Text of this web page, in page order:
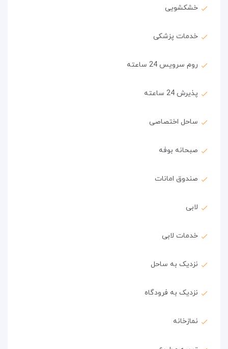
خشکشویی
خدمات پزشکی
روم سرویس 24 ساعته
پذیرش 24 ساعته
ساحل اختصاصی
صبحانه بوفه
صندوق امانات
لابی
خدمات لابی
نزدیک به ساحل
نزدیک به فرودگاه
نمازخانه